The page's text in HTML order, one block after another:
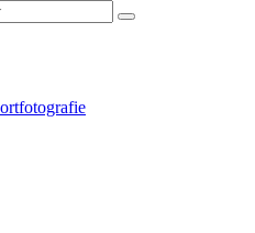
Zoeken